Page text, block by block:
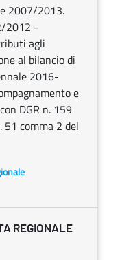
2007/2013.
2012 -
agli
al bilancio di
2016-
e
DGR n. 159
comma 2 del
REGIONALE